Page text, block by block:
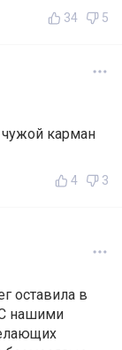
34 5
чужой карман
4 3
оставила в
С нашими